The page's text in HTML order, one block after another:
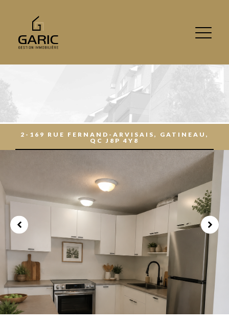
2-169 RUE FERNAND-ARVISAIS, GATINEAU,
QC J8P 4Y8